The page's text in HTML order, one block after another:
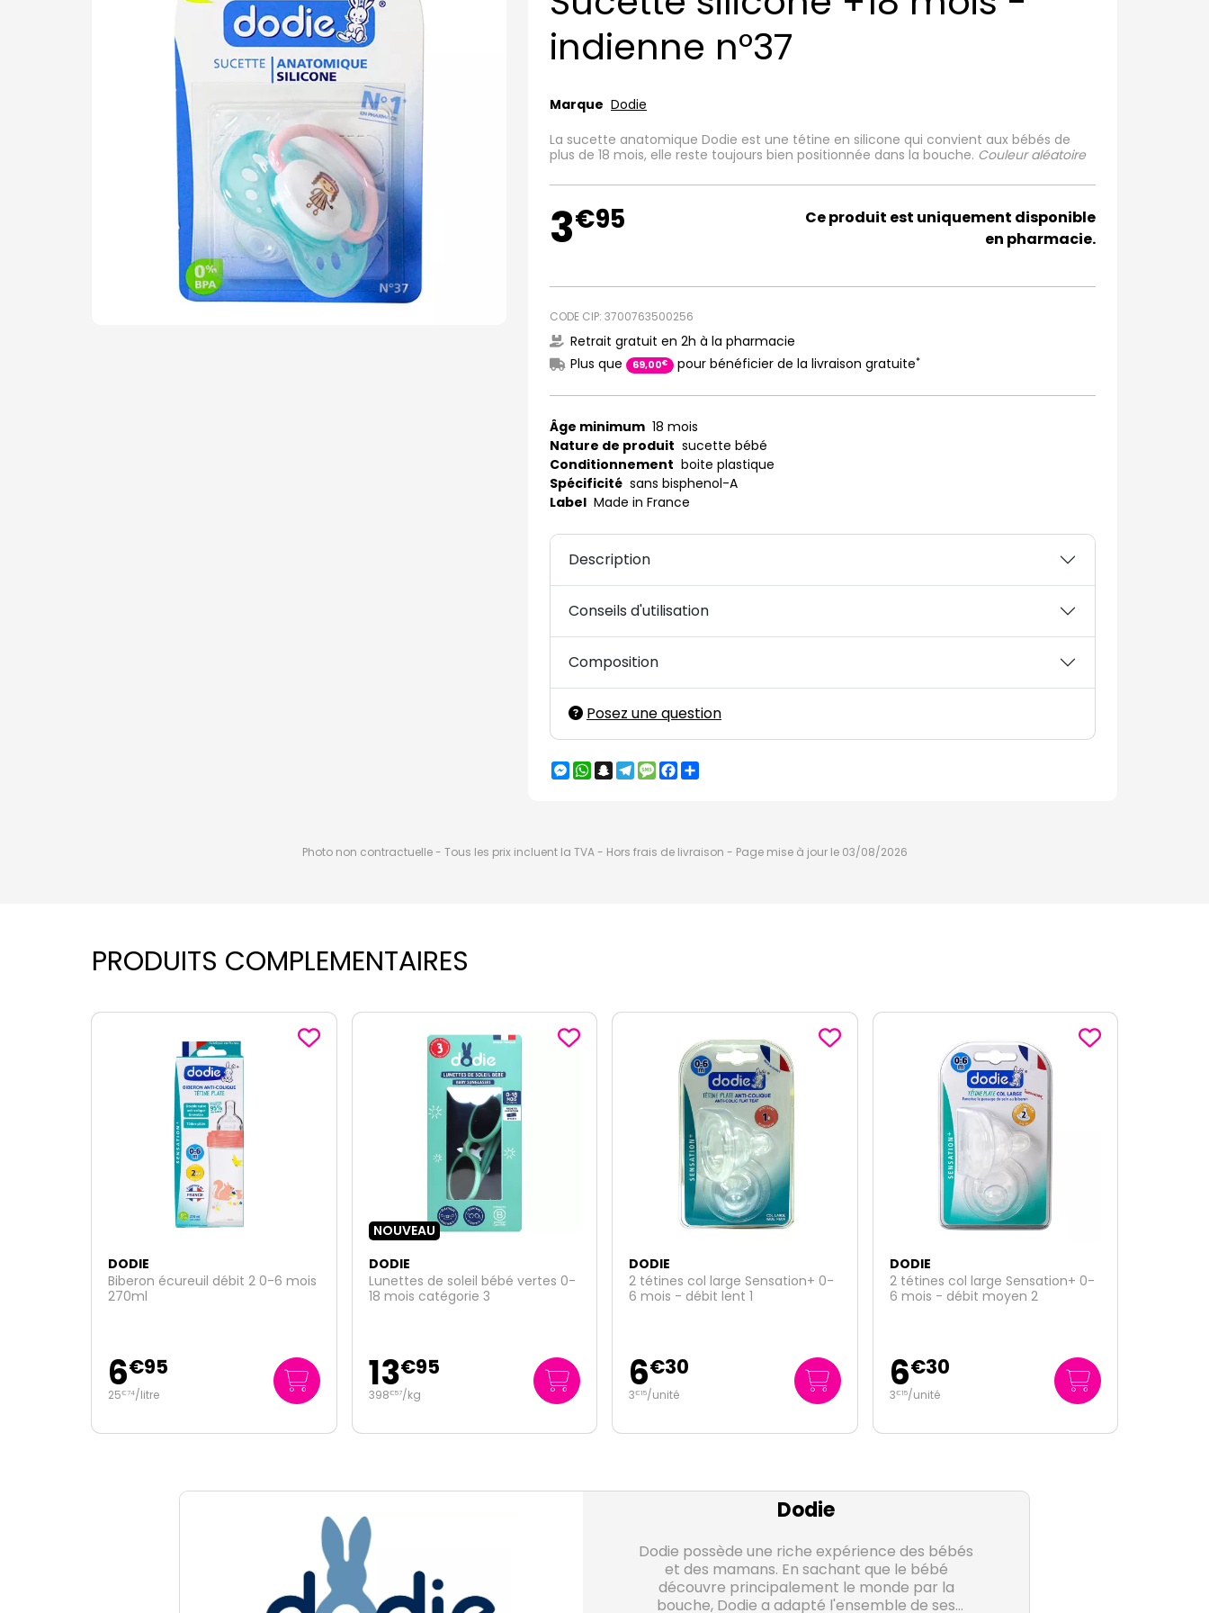
indienne n°37
Marque Dodie
La sucette anatomique Dodie est une tétine en silicone qui convient aux bébés de
plus de 18 mois, elle reste toujours bien positionnée dans la bouche. Couleur aléatoire
3€95
Ce produit est uniquement disponible
en pharmacie.
CODE CIP: 3700763500256
Retrait gratuit en 2h à la pharmacie
Plus que
69,00€ pour bénéficier de la livraison gratuite*
Âge minimum 18 mois
Nature de produit sucette bébé
Conditionnement boite plastique
Spécificité sans bisphenol-A
Label Made in France
Description
Conseils d'utilisation
Composition
Posez une question
Messenger
WhatsApp
Snapchat
Telegram
MessageFacebook
Photo non contractuelle - Tous les prix incluent la TVA - Hors frais de livraison - Page mise à jour le 03/08/2026
PRODUITS COMPLEMENTAIRES
DODIE
Lunettes de soleil bébé vertes 0-
18 mois catégorie 3
13€95
398€57/kg
DODIE
2 tétines col large Sensation+ 0-
6 mois - débit lent 1
6€30
3€15/unité
DODIE
2 tétines col large Sensation+ 0-
6 mois - débit moyen 2
6€30
3€15/unité
DODIE
Biberon verre Sensation+ débit 2
0-6 mois Paris 270ml
11€95
44€26/litre
Dodie
Dodie possède une riche expérience des bébés
et des mamans. En sachant que le bébé
découvre principalement le monde par la
bouche, Dodie a adapté l'ensemble de ses